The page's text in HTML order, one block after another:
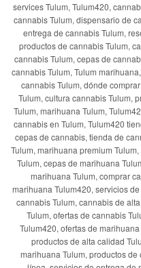
services Tulum, Tulum420,
cannabis Tulum, dispensario de
entrega de cannabis Tulum,
productos de cannabis Tulum,
cannabis Tulum, cepas de
cannabis Tulum, Tulum
cannabis Tulum, dónde
Tulum, cultura cannabis Tulum,
Tulum, marihuana Tulum,
cannabis en Tulum, Tulum420
cepas de cannabis, tienda de
Tulum, marihuana premium
Tulum, cepas de marihuana
marihuana Tulum, comprar
marihuana Tulum420, servicios
cannabis Tulum, cannabis de
Tulum, ofertas de cannabis
Tulum420, ofertas de
productos de alta calidad
marihuana Tulum, productos